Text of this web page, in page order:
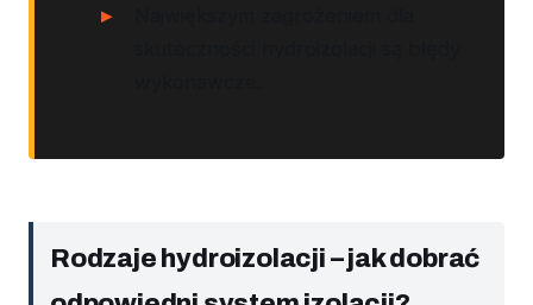
Rodzaje hydroizolacji – jak dobrać